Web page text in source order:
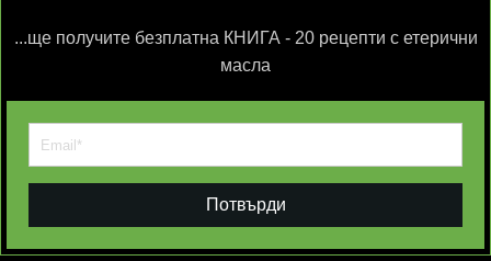
...ще получите безплатна КНИГА - 20 рецепти с етерични
масла
Потвърди